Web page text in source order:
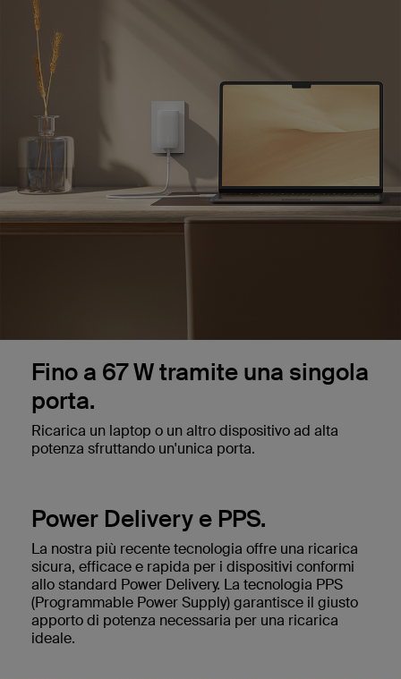
Fino a 67 W tramite una singola
porta.
Ricarica un laptop o un altro dispositivo ad alta
potenza sfruttando un'unica porta.
Power Delivery e PPS.
La nostra più recente tecnologia offre una ricarica
sicura, efficace e rapida per i dispositivi conformi
allo standard Power Delivery. La tecnologia PPS
(Programmable Power Supply) garantisce il giusto
apporto di potenza necessaria per una ricarica
ideale.